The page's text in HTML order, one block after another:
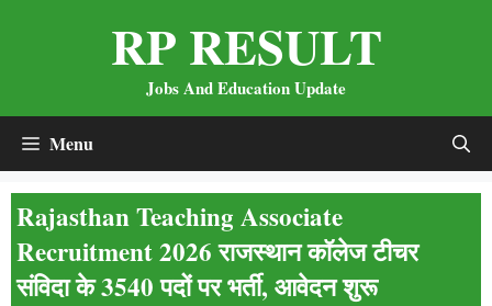
RP RESULT
Jobs And Education Update
Menu
Rajasthan Teaching Associate
Recruitment 2026 राजस्थान कॉलेज टीचर
संविदा के 3540 पदों पर भर्ती, आवेदन शुरू